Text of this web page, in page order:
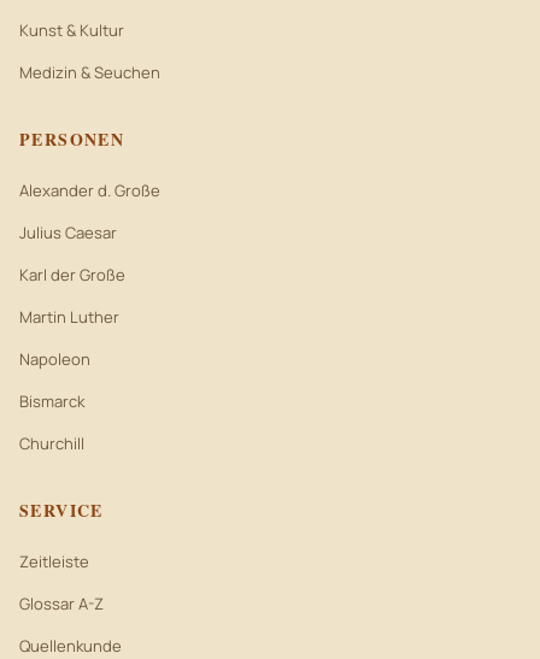
Kunst & Kultur
Medizin & Seuchen
PERSONEN
Alexander d. Große
Julius Caesar
Karl der Große
Martin Luther
Napoleon
Bismarck
Churchill
SERVICE
Zeitleiste
Glossar A-Z
Quellenkunde